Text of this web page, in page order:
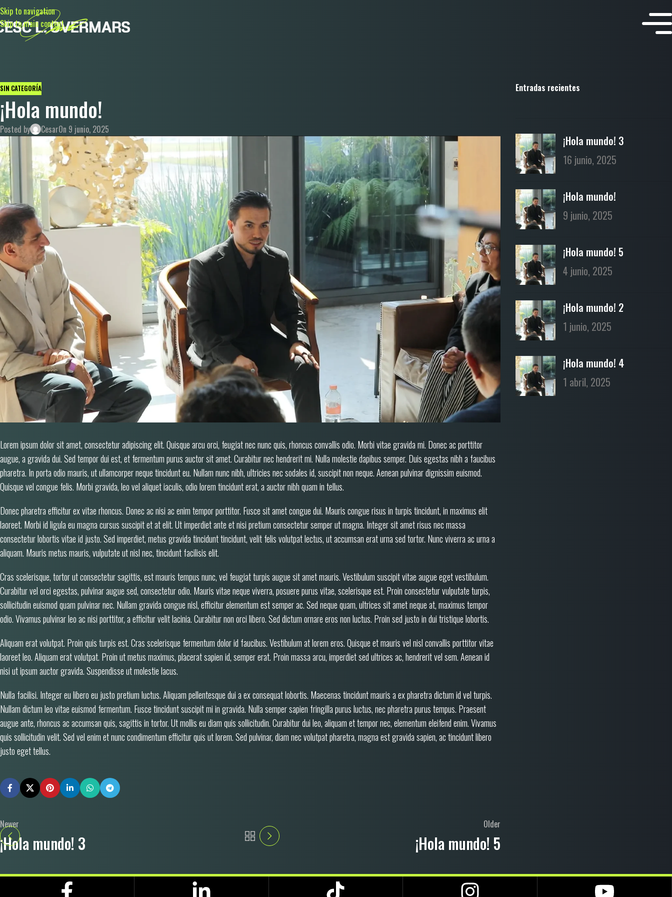
Skip to navigation
Skip to main content
SIN CATEGORÍA
¡Hola mundo!
Posted by CesarOn 9 junio, 2025
Lorem ipsum dolor sit amet, consectetur adipiscing elit. Quisque arcu orci, feugiat nec nunc quis, rhoncus convallis odio. Morbi vitae gravida mi. Donec ac porttitor
augue, a gravida dui. Sed tempor dui est, et fermentum purus auctor sit amet. Curabitur nec hendrerit mi. Nulla molestie dapibus semper. Duis egestas nibh a faucibus
pharetra. In porta odio mauris, ut ullamcorper neque tincidunt eu. Nullam nunc nibh, ultricies nec sodales id, suscipit non neque. Aenean pulvinar dignissim euismod.
Quisque vel congue felis. Morbi gravida, leo vel aliquet iaculis, odio lorem tincidunt erat, a auctor nibh quam in tellus.
Donec pharetra efficitur ex vitae rhoncus. Donec ac nisi ac enim tempor porttitor. Fusce sit amet congue dui. Mauris congue risus in turpis tincidunt, in maximus elit
laoreet. Morbi id ligula eu magna cursus suscipit et at elit. Ut imperdiet ante et nisi pretium consectetur semper ut magna. Integer sit amet risus nec massa
consectetur lobortis vitae id justo. Sed imperdiet, metus gravida tincidunt tincidunt, velit felis volutpat lectus, ut accumsan erat urna sed tortor. Nunc viverra ac urna a
aliquam. Mauris metus mauris, vulputate ut nisl nec, tincidunt facilisis elit.
Cras scelerisque, tortor ut consectetur sagittis, est mauris tempus nunc, vel feugiat turpis augue sit amet mauris. Vestibulum suscipit vitae augue eget vestibulum.
Curabitur vel orci egestas, pulvinar augue sed, consectetur odio. Mauris vitae neque viverra, posuere purus vitae, scelerisque est. Proin consectetur vulputate turpis,
sollicitudin euismod quam pulvinar nec. Nullam gravida congue nisl, efficitur elementum est semper ac. Sed neque quam, ultrices sit amet neque at, maximus tempor
odio. Vivamus pulvinar leo ac nisi porttitor, a efficitur velit lacinia. Curabitur non orci libero. Sed dictum ornare eros non luctus. Proin sed justo in dui tristique lobortis.
Aliquam erat volutpat. Proin quis turpis est. Cras scelerisque fermentum dolor id faucibus. Vestibulum at lorem eros. Quisque et mauris vel nisl convallis porttitor vitae
laoreet leo. Aliquam erat volutpat. Proin ut metus maximus, placerat sapien id, semper erat. Proin massa arcu, imperdiet sed ultrices ac, hendrerit vel sem. Aenean id
nisi ut ipsum auctor gravida. Suspendisse ut molestie lacus.
Nulla facilisi. Integer eu libero eu justo pretium luctus. Aliquam pellentesque dui a ex consequat lobortis. Maecenas tincidunt mauris a ex pharetra dictum id vel turpis.
Nullam dictum leo vitae euismod fermentum. Fusce tincidunt suscipit mi in gravida. Nulla semper sapien fringilla purus luctus, nec pharetra purus tempus. Praesent
augue ante, rhoncus ac accumsan quis, sagittis in tortor. Ut mollis eu diam quis sollicitudin. Curabitur dui leo, aliquam et tempor nec, elementum eleifend enim. Vivamus
quis sollicitudin velit. Sed vel enim et nunc condimentum efficitur quis ut lorem. Sed pulvinar, diam nec volutpat pharetra, magna est gravida sapien, ac tincidunt libero
justo eget tellus.
Newer
¡Hola mundo! 3
Older
¡Hola mundo! 5
Entradas recientes
¡Hola mundo! 3
16 junio, 2025
¡Hola mundo!
9 junio, 2025
¡Hola mundo! 5
4 junio, 2025
¡Hola mundo! 2
1 junio, 2025
¡Hola mundo! 4
1 abril, 2025